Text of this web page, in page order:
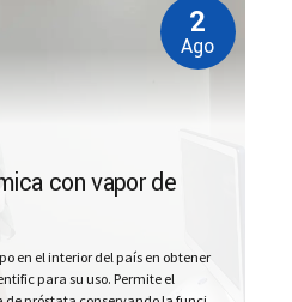
2
Ago
con vapor de
en el interior del país en obtener
para su uso. Permite el